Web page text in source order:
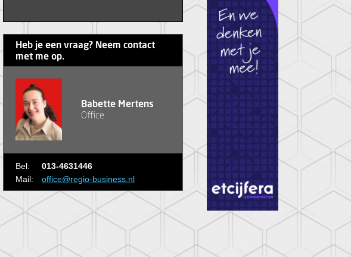
Heb je een vraag? Neem contact
met me op.
Babette Mertens
Office
Bel:
013-4631446
Mail:
office@regio-business.nl